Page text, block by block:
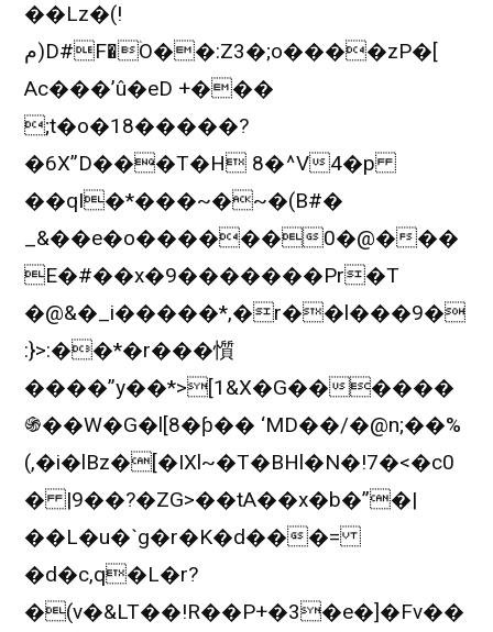
��Lz�(!
م)D#F�ۛO��:Z3�;o����zP�[
Ac���’û�eD +���
;t�o�18�����?
�6X”D���T�H 8�^V4�p
��qI�*���~�~�(B#�
_&��e�o������0�@���
E�#��x�9�������Pr�T
�@&�_i�����*,�r��l���9�
:}>:��*�r���懫
����”y��*>[1&X�G������
֍��W�G�l[8�ƥ�� ‘MD��/�@n;��%
(,�i�lBz�[�IXl~�T�BHl�N�!7�<�c0
� |9��?�ZG>��tA��x�b�”�|
��L�u�`g�r�K�d���=
�d�c,q�L�r?
�(v�&LT��!R��P+�3�e�]�Fv��